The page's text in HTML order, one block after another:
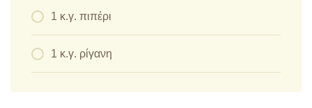
1 κ.γ. πιπέρι
1 κ.γ. ρίγανη